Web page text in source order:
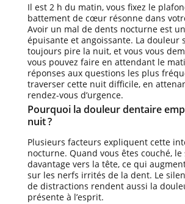
Il est 2 h du matin, vous fixez le
battement de cœur résonne dans
Avoir un mal de dents nocturne est
épuisante et angoissante. La douleur
toujours pire la nuit, et vous vous
vous pouvez faire en attendant le
réponses aux questions les plus
traverser cette nuit difficile, en
rendez-vous d’urgence.
Pourquoi la douleur dentaire
nuit ?
Plusieurs facteurs expliquent cette
nocturne. Quand vous êtes couché,
davantage vers la tête, ce qui
sur les nerfs irrités de la dent. Le
de distractions rendent aussi la
présente à l’esprit.